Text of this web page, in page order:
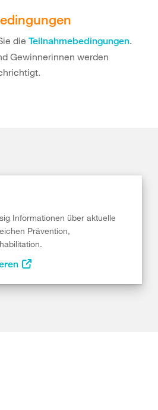
die Teilnahmebedingungen.
Gewinnerinnen werden
Informationen über aktuelle
Prävention,